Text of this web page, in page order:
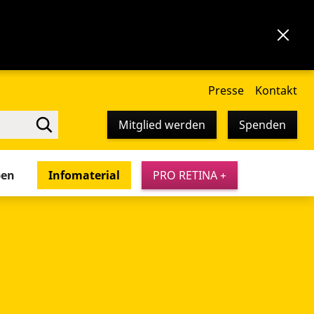
Presse Kontakt
Mitglied werden Spenden
Infomaterial PRO RETINA +